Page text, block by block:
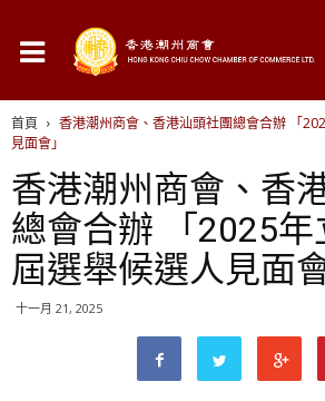
首頁
香港潮州商會、香港汕頭社團總會合辦 「
見面會」
香港潮州商會、香
總會合辦 「2025年
屆選舉候選人見面會
十一月 21, 2025